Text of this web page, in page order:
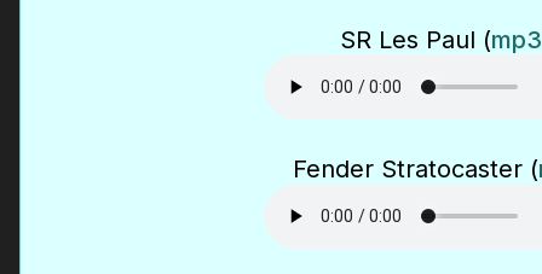
SR Les Paul (mp3
Fender Stratocaster (